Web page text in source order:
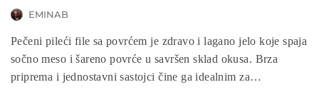
EMINAB
Pečeni pileći file sa povrćem je zdravo i lagano jelo koje spaja
sočno meso i šareno povrće u savršen sklad okusa. Brza
priprema i jednostavni sastojci čine ga idealnim za